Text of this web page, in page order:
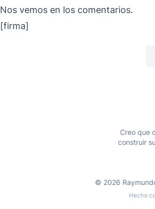
Nos vemos en los comentarios.
[firma]
Creo que
construir
© 2026
Hecho